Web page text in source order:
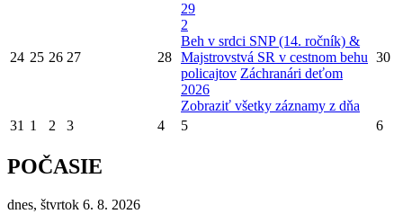
24 25 26 27 28
29
2
Beh v srdci SNP (14. ročník) &
Majstrovstvá SR v cestnom behu
policajtov Záchranári deťom
2026
Zobraziť všetky záznamy z dňa
30
31 1 2 3 4 5 6
POČASIE
dnes, štvrtok 6. 8. 2026